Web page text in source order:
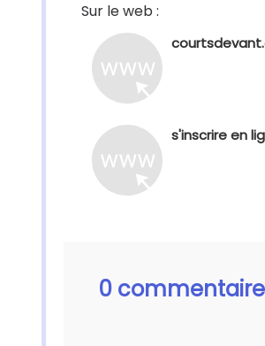
Sur le web :
s'inscrire en
0 commentaire